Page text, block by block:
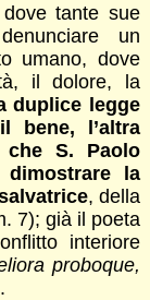
tante sue
un
umano, dove
il dolore, la
duplice legge
bene, l’altra
S. Paolo
la
, della
7); già il poeta
interiore
proboque,